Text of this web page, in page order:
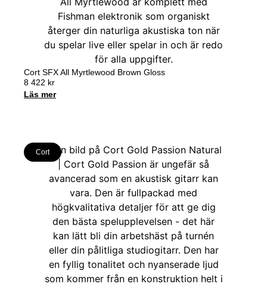
Cort SFX All Myrtlewood Brown Gloss
8 422 kr
Läs mer
Cort